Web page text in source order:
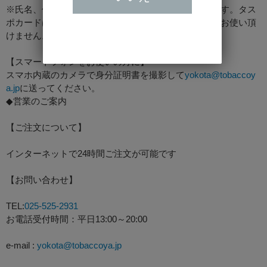
※氏名、住所及び生年月日の記載があるものに限ります。タス
ポカードは公的書類となりませんので、成人確認にはお使い頂
けません。
【スマートフォンをお使いの方に】
スマホ内蔵のカメラで身分証明書を撮影してyokota@tobaccoy
a.jpに送ってください。
◆営業のご案内
【ご注文について】
インターネットで24時間ご注文が可能です
【お問い合わせ】
TEL:025-525-2931
お電話受付時間：平日13:00～20:00
e-mail : yokota@tobaccoya.jp